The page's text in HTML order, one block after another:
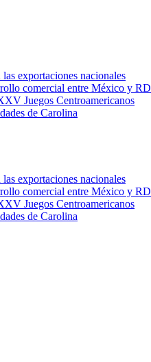
exportaciones nacionales
comercial entre México y RD
Juegos Centroamericanos
de Carolina
exportaciones nacionales
comercial entre México y RD
Juegos Centroamericanos
de Carolina